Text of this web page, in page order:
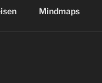
Mindmaps